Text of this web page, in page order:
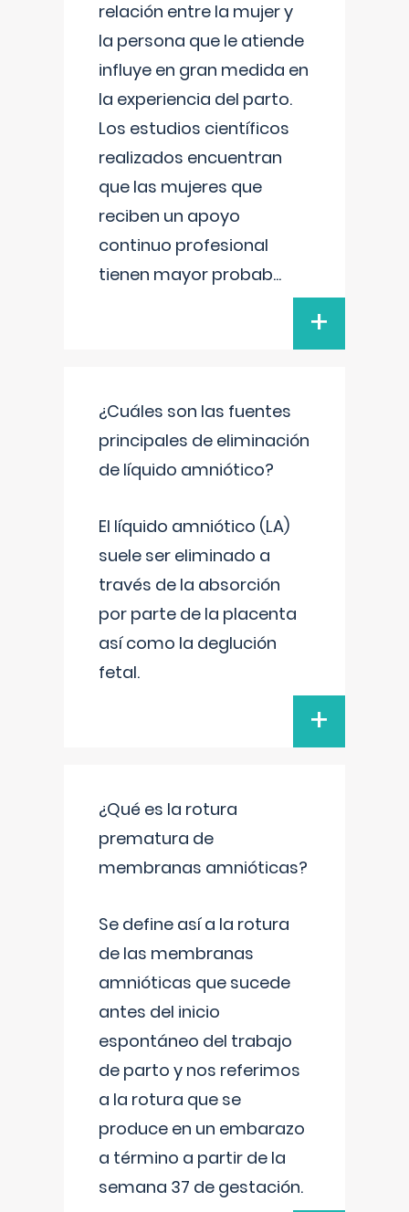
relación entre la mujer y
la persona que le atiende
influye en gran medida en
la experiencia del parto.
Los estudios científicos
realizados encuentran
que las mujeres que
reciben un apoyo
continuo profesional
tienen mayor probab...
+
¿Cuáles son las fuentes
principales de eliminación
de líquido amniótico?
El líquido amniótico (LA)
suele ser eliminado a
través de la absorción
por parte de la placenta
así como la deglución
fetal.
+
¿Qué es la rotura
prematura de
membranas amnióticas?
Se define así a la rotura
de las membranas
amnióticas que sucede
antes del inicio
espontáneo del trabajo
de parto y nos referimos
a la rotura que se
produce en un embarazo
a término a partir de la
semana 37 de gestación.